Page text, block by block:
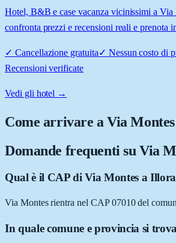
Hotel, B&B e case vacanza vicinissimi a
confronta prezzi e recensioni reali e prenota
✓ Cancellazione gratuita✓ Nessun costo di
Recensioni verificate
Vedi gli hotel →
Come arrivare aVia Montes
Domande frequenti su Via
Qual è il CAP di Via Montes a
Via Montes rientra nel CAP 07010 del
In quale comune e provincia si